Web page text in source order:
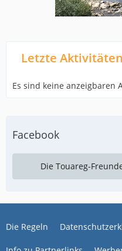
Letzte Aktivitäten
Es sind keine anzeigbaren
Facebook
Die Touareg-
Die Regeln